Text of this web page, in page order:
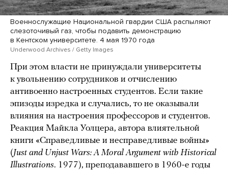
Военнослужащие Национальной гвардии США распыляют
слезоточивый газ, чтобы подавить демонстрацию
в Кентском университете. 4 мая 1970 года
Underwood Archives / Getty Images
При этом власти не принуждали университеты
к увольнению сотрудников и отчислению
антивоенно настроенных студентов. Если такие
эпизоды изредка и случались, то не оказывали
влияния на настроения профессоров и студентов.
Реакция Майкла Уолцера, автора влиятельной
книги «Справедливые и несправедливые войны»
(Just and Unjust Wars: A Moral Argument with Historical
Illustrations. 1977), преподававшего в 1960-е годы